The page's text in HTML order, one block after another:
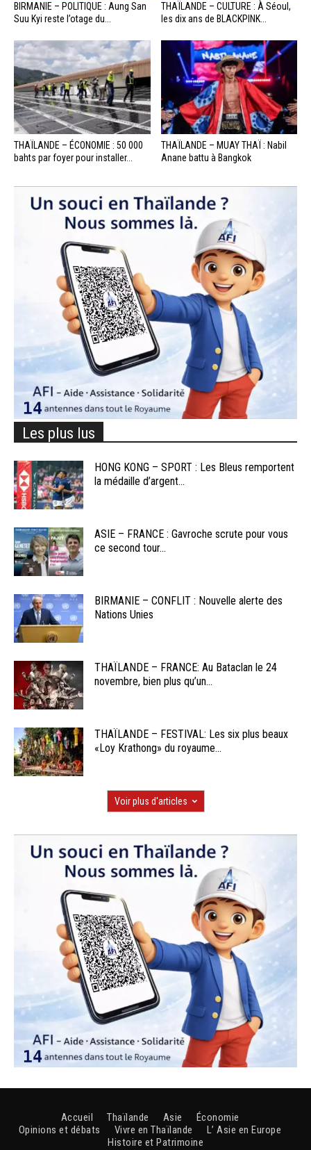
BIRMANIE – POLITIQUE : Aung San
Suu Kyi reste l’otage du...
THAÏLANDE – CULTURE : À Séoul,
les dix ans de BLACKPINK...
THAÏLANDE – ÉCONOMIE : 50 000
bahts par foyer pour installer...
THAÏLANDE – MUAY THAÏ : Nabil
Anane battu à Bangkok
Les plus lus
HONG KONG – SPORT : Les Bleus remportent
la médaille d’argent...
ASIE – FRANCE : Gavroche scrute pour vous
ce second tour...
BIRMANIE – CONFLIT : Nouvelle alerte des
Nations Unies
THAÏLANDE – FRANCE: Au Bataclan le 24
novembre, bien plus qu’un...
THAÏLANDE – FESTIVAL: Les six plus beaux
«Loy Krathong» du royaume...
Voir plus d'articles
Accueil Thaïlande Asie
Économie
Opinions et débats
Vivre en Thaïlande
L’ Asie en Europe
Histoire et Patrimoine